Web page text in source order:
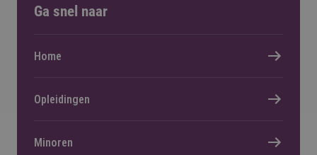
Ga snel naar
Home
Opleidingen
Minoren